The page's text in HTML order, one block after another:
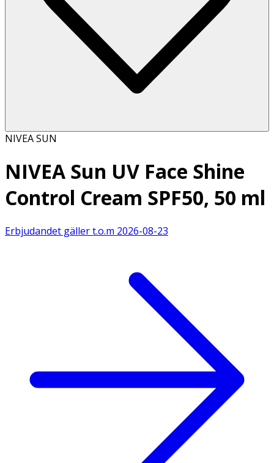
NIVEA SUN
NIVEA Sun UV Face Shine
Control Cream SPF50, 50 ml
Erbjudandet gäller t.o.m 2026-08-23